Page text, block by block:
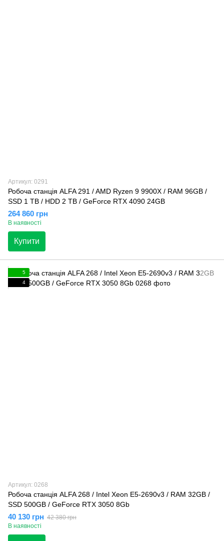
Артикул: 0291
Робоча станція ALFA 291 / AMD Ryzen 9 9900X / RAM 96GB /
SSD 1 TB / HDD 2 TB / GeForce RTX 4090 24GB
264 860 грн
В наявності
Купити
5
4
Артикул: 0268
Робоча станція ALFA 268 / Intel Xeon E5-2690v3 / RAM 32GB /
SSD 500GB / GeForce RTX 3050 8Gb
40 130 грн 42 380 грн
В наявності